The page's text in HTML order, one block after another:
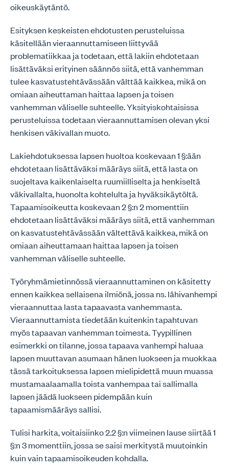
oikeuskäytäntö.
Esityksen keskeisten ehdotusten perusteluissa
käsitellään vieraannuttamiseen liittyvää
problematiikkaa ja todetaan, että lakiin ehdotetaan
lisättäväksi erityinen säännös siitä, että vanhemman
tulee kasvatustehtävässään välttää kaikkea, mikä on
omiaan aiheuttaman haittaa lapsen ja toisen
vanhemman väliselle suhteelle. Yksityiskohtaisissa
perusteluissa todetaan vieraannuttamisen olevan yksi
henkisen väkivallan muoto.
Lakiehdotuksessa lapsen huoltoa koskevaan 1 §:ään
ehdotetaan lisättäväksi määräys siitä, että lasta on
suojeltava kaikenlaiselta ruumiilliselta ja henkiseltä
väkivallalta, huonolta kohtelulta ja hyväksikäytöltä.
Tapaamisoikeutta koskevaan 2 §:n 2 momenttiin
ehdotetaan lisättäväksi määräys siitä, että vanhemman
on kasvatustehtävässään vältettävä kaikkea, mikä on
omiaan aiheuttamaan haittaa lapsen ja toisen
vanhemman väliselle suhteelle.
Työryhmämietinnössä vieraannuttaminen on käsitetty
ennen kaikkea sellaisena ilmiönä, jossa ns. lähivanhempi
vieraannuttaa lasta tapaavasta vanhemmasta.
Vieraannuttamista tiedetään kuitenkin tapahtuvan
myös tapaavan vanhemman toimesta. Tyypillinen
esimerkki on tilanne, jossa tapaava vanhempi haluaa
lapsen muuttavan asumaan hänen luokseen ja muokkaa
tässä tarkoituksessa lapsen mielipidettä muun muassa
mustamaalaamalla toista vanhempaa tai sallimalla
lapsen jäädä luokseen pidempään kuin
tapaamismääräys sallisi.
Tulisi harkita, voitaisiinko 2.2 §:n viimeinen lause siirtää 1
§:n 3 momenttiin, jossa se saisi merkitystä muutoinkin
kuin vain tapaamisoikeuden kohdalla.